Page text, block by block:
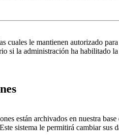
le mantienen autorizado
si la administración ha habilitado
están archivados en nuestra
sistema le permitirá cambiar sus